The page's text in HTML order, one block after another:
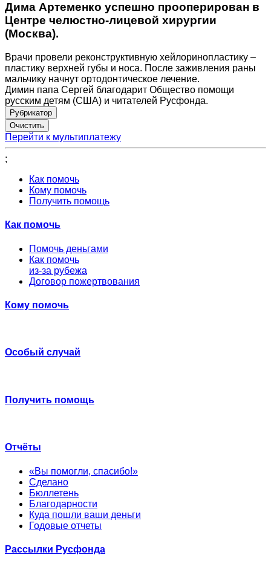
Дима Артеменко успешно прооперирован в
Центре челюстно-лицевой хирургии
(Москва).
Врачи провели реконструктивную хейлоринопластику –
пластику верхней губы и носа. После заживления раны
мальчику начнут ортодонтическое лечение.
Димин папа Сергей благодарит Общество помощи
русским детям (США) и читателей Русфонда.
Рубрикатор
Перейти к мультиплатежу
;
Как помочь
Кому помочь
Получить помощь
Как помочь
Помочь деньгами
Как помочь
из-за рубежа
Договор пожертвования
Кому помочь
Особый случай
Получить помощь
Отчёты
«Вы помогли, спасибо!»
Сделано
Бюллетень
Благодарности
Куда пошли ваши деньги
Годовые отчеты
Рассылки Русфонда